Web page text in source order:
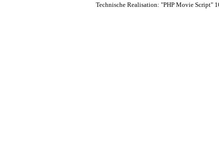
Technische Realisation: "PHP Movie Script"